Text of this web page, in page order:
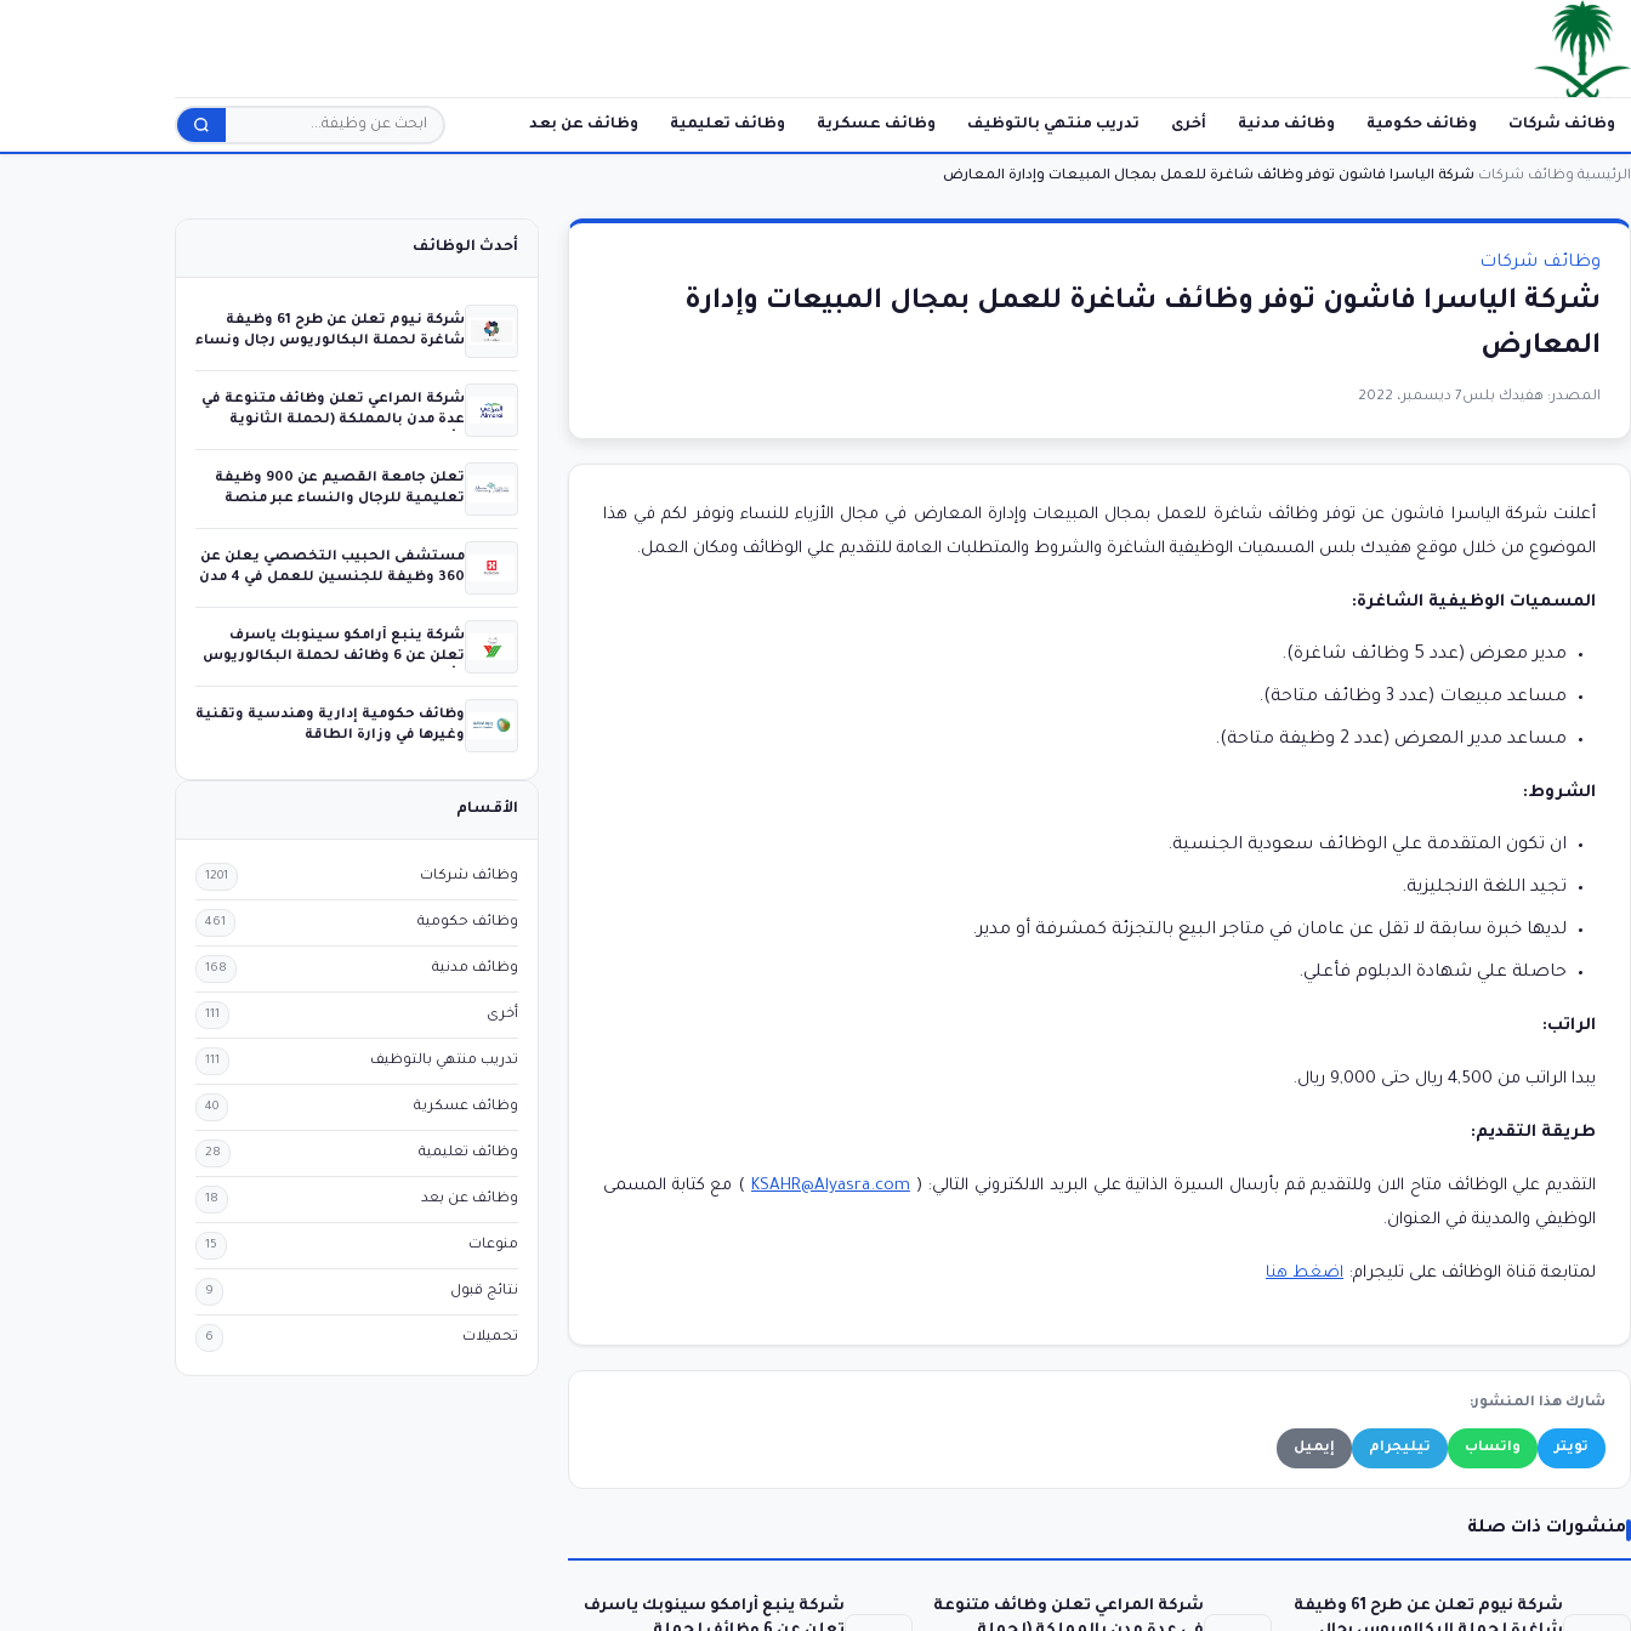
وظائف شركات وظائف حكومية وظائف مدنية أخرى تدريب منتهي بالتوظيف وظائف عسكرية وظائف تعليمية وظائف عن بعد
الرئيسية وظائف شركات شركة الياسرا فاشون توفر وظائف شاغرة للعمل بمجال المبيعات وإدارة المعارض
وظائف شركات
شركة الياسرا فاشون توفر وظائف شاغرة للعمل بمجال المبيعات وإدارة
المعارض
المصدر: هفيدك بلس7 ديسمبر، 2022
أعلنت شركة الياسرا فاشون عن توفر وظائف شاغرة للعمل بمجال المبيعات وإدارة المعارض في مجال الأزياء للنساء ونوفر لكم في هذا
الموضوع من خلال موقع هفيدك بلس المسميات الوظيفية الشاغرة والشروط والمتطلبات العامة للتقديم علي الوظائف ومكان العمل.
المسميات الوظيفية الشاغرة:
مدير معرض (عدد 5 وظائف شاغرة).
مساعد مبيعات (عدد 3 وظائف متاحة).
مساعد مدير المعرض (عدد 2 وظيفة متاحة).
الشروط:
ان تكون المتقدمة علي الوظائف سعودية الجنسية.
تجيد اللغة الانجليزية.
لديها خبرة سابقة لا تقل عن عامان في متاجر البيع بالتجزئة كمشرفة أو مدير.
حاصلة علي شهادة الدبلوم فأعلي.
الراتب:
يبدا الراتب من 4,500 ريال حتى 9,000 ريال.
طريقة التقديم:
التقديم علي الوظائف متاح الان وللتقديم قم بأرسال السيرة الذاتية علي البريد الالكتروني التالي: (KSAHR@Alyasra.com ) مع كتابة المسمى
الوظيفي والمدينة في العنوان.
لمتابعة قناة الوظائف على تليجرام: اضغط هنا
شارك هذا المنشور:
تويتر واتساب تيليجرام إيميل
منشورات ذات صلة
شركة نيوم تعلن عن طرح 61 وظيفة
شركة المراعي تعلن وظائف متنوعة
شركة ينبع أرامكو سينوبك ياسرف
أحدث الوظائف
شركة نيوم تعلن عن طرح 61 وظيفة
شاغرة لحملة البكالوريوس رجال ونساء
شركة المراعي تعلن وظائف متنوعة في
عدة مدن بالمملكة (لحملة الثانوية
تعلن جامعة القصيم عن 900 وظيفة
تعليمية للرجال والنساء عبر منصة
مستشفى الحبيب التخصصي يعلن عن
360 وظيفة للجنسين للعمل في 4 مدن
شركة ينبع أرامكو سينوبك ياسرف
تعلن عن 6 وظائف لحملة البكالوريوس
وظائف حكومية إدارية وهندسية وتقنية
وغيرها في وزارة الطاقة
الأقسام
وظائف شركات 1201
وظائف حكومية 461
وظائف مدنية 168
أخرى 111
تدريب منتهي بالتوظيف 111
وظائف عسكرية 40
وظائف تعليمية 28
وظائف عن بعد 18
منوعات 15
نتائج قبول 9
تحميلات 6